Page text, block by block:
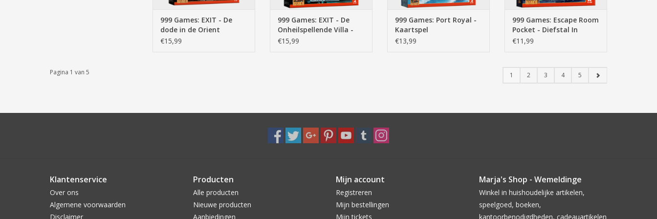
999 Games: EXIT - De
dode in de Orient
Express - Breinbreker
€15,99
999 Games: EXIT - De
Onheilspellende Villa -
Breinbreker
€15,99
999 Games: Port Royal -
Kaartspel
€13,99
999 Games: Escape Room
Pocket - Diefstal In
Venetie - Breinbreker
€11,99
Pagina 1 van 5 1 2 3 4 5
Klantenservice
Over ons
Algemene voorwaarden
Disclaimer
Producten
Alle producten
Nieuwe producten
Aanbiedingen
Mijn account
Registreren
Mijn bestellingen
Mijn tickets
Marja's Shop - Wemeldinge
Winkel in huishoudelijke artikelen,
speelgoed, boeken,
kantoorbenodigdheden, cadeauartikelen